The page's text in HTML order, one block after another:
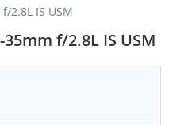
2.8L IS USM
f/2.8L IS USM